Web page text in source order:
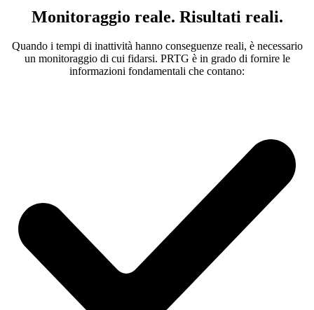
Monitoraggio reale. Risultati reali.
Quando i tempi di inattività hanno conseguenze reali, è necessario
un monitoraggio di cui fidarsi. PRTG è in grado di fornire le
informazioni fondamentali che contano: